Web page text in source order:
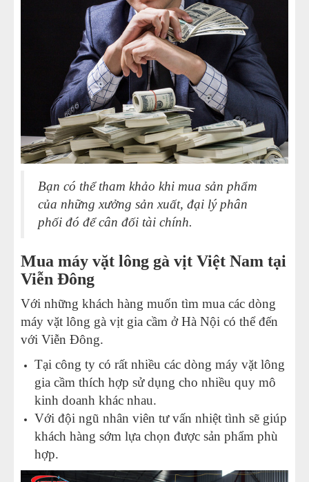
Bạn có thể tham khảo khi mua sản phẩm
của những xưởng sản xuất, đại lý phân
phối đó để cân đối tài chính.
Mua máy vặt lông gà vịt Việt Nam tại
Viễn Đông
Với những khách hàng muốn tìm mua các dòng
máy vặt lông gà vịt gia cầm ở Hà Nội có thể đến
với Viễn Đông.
Tại công ty có rất nhiều các dòng máy vặt lông
gia cầm thích hợp sử dụng cho nhiều quy mô
kinh doanh khác nhau.
Với đội ngũ nhân viên tư vấn nhiệt tình sẽ giúp
khách hàng sớm lựa chọn được sản phẩm phù
hợp.